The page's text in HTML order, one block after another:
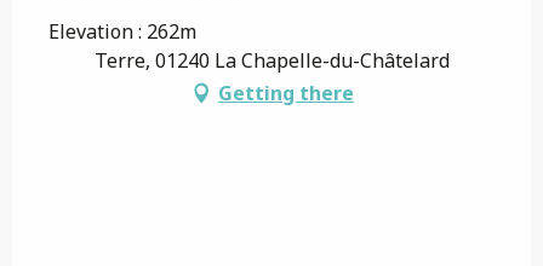
Elevation : 262m
Terre, 01240 La Chapelle-du-Châtelard
Getting there